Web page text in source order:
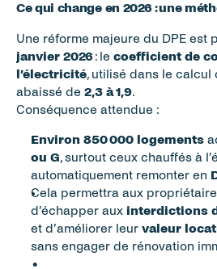
Ce qui change en 2026 : une
Une réforme majeure du DPE est
janvier 2026 : le coefficient de
l’électricité, utilisé dans le calcul
abaissé de 2,3 à 1,9.
Conséquence attendue :
Environ 850 000 logements
ou G, surtout ceux chauffés à
automatiquement remonter en
Cela permettra aux
d’échapper aux interdictions
et d’améliorer leur valeur
sans engager de rénovation